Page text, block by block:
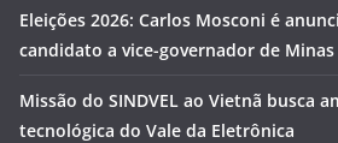
Eleições 2026: Carlos Mosconi é
candidato a vice-governador de Minas
Missão do SINDVEL ao Vietnã busca
tecnológica do Vale da Eletrônica